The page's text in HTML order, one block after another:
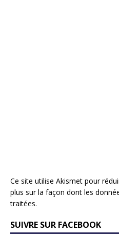
Ce site utilise Akismet pour
plus sur la façon dont les
traitées.
SUIVRE SUR FACEBOOK